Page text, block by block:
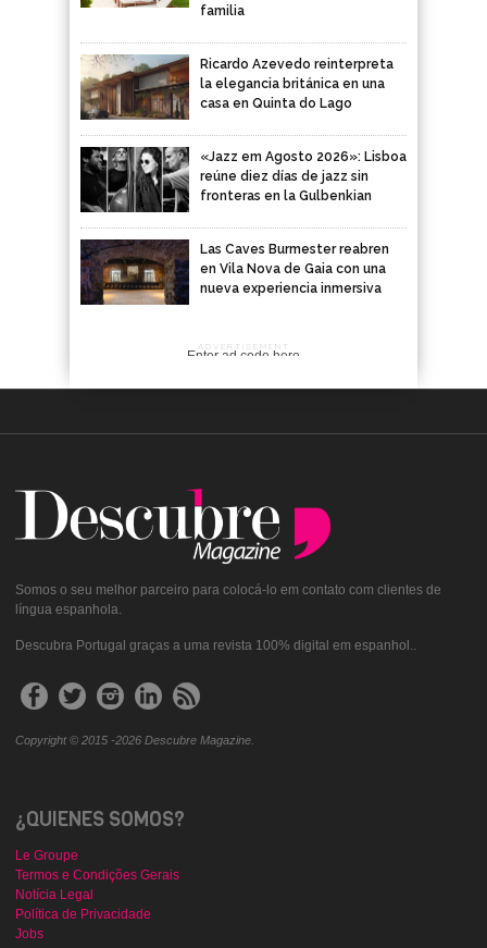
familia
Ricardo Azevedo reinterpreta
la elegancia británica en una
casa en Quinta do Lago
«Jazz em Agosto 2026»: Lisboa
reúne diez días de jazz sin
fronteras en la Gulbenkian
Las Caves Burmester reabren
en Vila Nova de Gaia con una
nueva experiencia inmersiva
ADVERTISEMENT
Enter ad code here
Somos o seu melhor parceiro para colocá-lo em contato com clientes de
língua espanhola.
Descubra Portugal graças a uma revista 100% digital em espanhol..
Copyright © 2015 -2026 Descubre Magazine.
¿QUIENES SOMOS?
Le Groupe
Termos e Condições Gerais
Notícia Legal
Política de Privacidade
Jobs